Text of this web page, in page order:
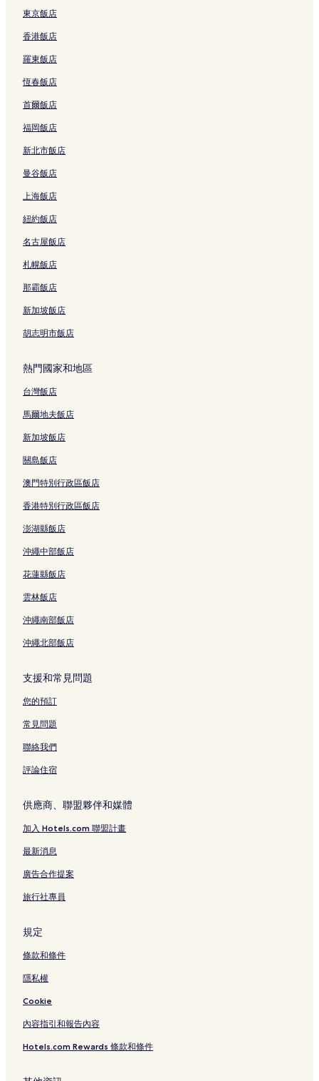
東京飯店
香港飯店
羅東飯店
恆春飯店
首爾飯店
福岡飯店
新北市飯店
曼谷飯店
上海飯店
紐約飯店
名古屋飯店
札幌飯店
那霸飯店
新加坡飯店
胡志明市飯店
熱門國家和地區
台灣飯店
馬爾地夫飯店
新加坡飯店
關島飯店
澳門特別行政區飯店
香港特別行政區飯店
澎湖縣飯店
沖繩中部飯店
花蓮縣飯店
雲林飯店
沖繩南部飯店
沖繩北部飯店
支援和常見問題
您的預訂
常見問題
聯絡我們
評論住宿
供應商、聯盟夥伴和媒體
加入 Hotels.com 聯盟計畫
最新消息
廣告合作提案
旅行社專員
規定
條款和條件
隱私權
Cookie
內容指引和報告內容
Hotels.com Rewards 條款和條件